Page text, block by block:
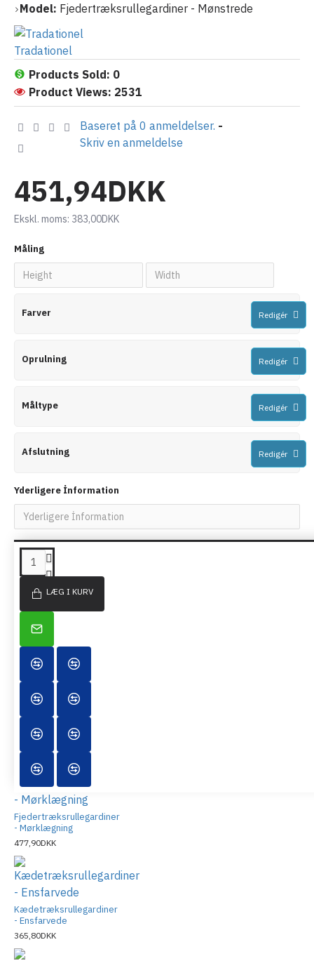
Model: Fjedertræksrullegardiner - Mønstrede
Tradationel
Products Sold: 0
Product Views: 2531
Baseret på 0 anmeldelser. -
Skriv en anmeldelse
451,94DKK
Ekskl. moms: 383,00DKK
Måling
Farver Redigér
Oprulning Redigér
Måltype Redigér
Afslutning Redigér
Yderligere İnformation
LÆG I KURV
LIGNENDE PRODUKTER
Dobbeltrullegardiner -
DUO
801,20DKK
- Ensfarvede
365,80DKK
Fjedertræksrullegardiner
- Mørklægning
477,90DKK
Kædetræksrullegardiner
- Ensfarvede
365,80DKK